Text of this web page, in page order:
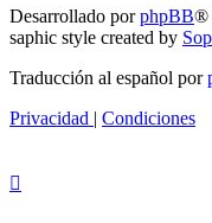
Desarrollado porphpBB®
saphic style created by
Traducción al español por
Privacidad | Condiciones